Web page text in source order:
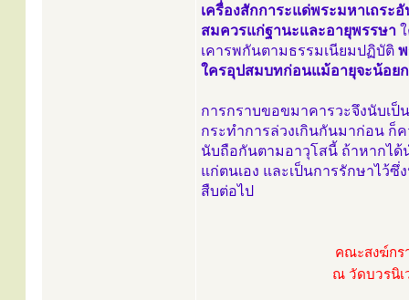
เครื่องสักการะแด่พระมหาเถร
สมควรแก่ฐานะและอายุพรรษา
เคารพกันตามธรรมเนียมปฏิบัติ
ใครอุปสมบทก่อนแม้อายุจะน้อย
การกราบขอขมาคารวะจึงนับเ
กระทำการล่วงเกินกันมาก่อน ก็
นับถือกันตามอาวุโสนี้ ถ้าหากได้
แก่ตนเอง และเป็นการรักษาไว้
สืบต่อไป
คณะสงฆ์กร
ณ วัดบวรนิเ